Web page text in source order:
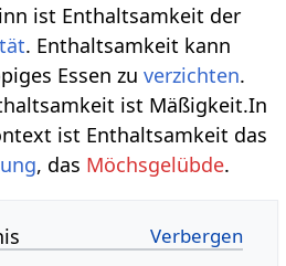
ist Enthaltsamkeit der
. Enthaltsamkeit kann
Essen zuverzichten.
ist Mäßigkeit.In
ist Enthaltsamkeit das
, das Möchsgelübde.